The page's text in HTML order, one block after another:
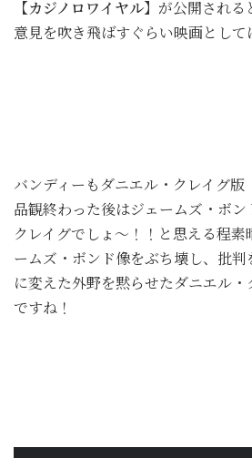
【カジノロワイヤル】 が公開される
意見を吹き飛ばすぐらい映画として
バンディーもダニエル・クレイグ版
品観終わった後はジェームズ・ボン
クレイグでしょ～！！と思える程素
ームズ・ボンド像をぶち壊し、批
に変えた外野を黙らせたダニエル
ですね！